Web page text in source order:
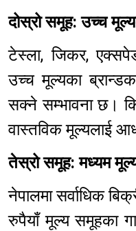
दोस्रो समूह: उच्च
टेस्ला, जिकर,
उच्च मूल्यका
सक्ने सम्भावना छ।
वास्तविक मूल्यलाई
तेस्रो समूह: मध्यम
नेपालमा सर्वाधिक
रुपैयाँ मूल्य समूहका